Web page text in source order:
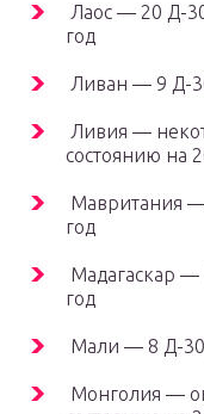
Лаос — 20 Д-
год
Ливан — 9 Д-
Ливия —
состоянию на
Мавритания —
год
Мадагаскар —
год
Мали — 8 Д-
Монголия —